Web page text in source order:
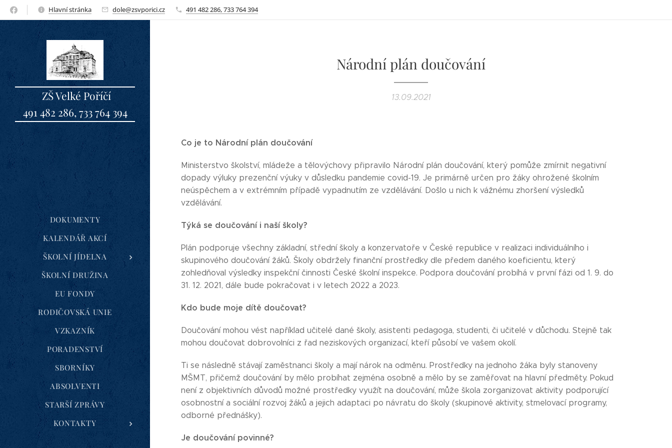
Hlavní stránka dole@zsvporici.cz 491 482 286, 733 764 394
ZŠ Velké Poříčí
491 482 286, 733 764 394
DOKUMENTY
KALENDÁŘ AKCÍ
ŠKOLNÍ JÍDELNA
ŠKOLNÍ DRUŽINA
EU FONDY
RODIČOVSKÁ UNIE
VZKAZNÍK
PORADENSTVÍ
SBORNÍKY
ABSOLVENTI
STARŠÍ ZPRÁVY
KONTAKTY
Národní plán doučování
13.09.2021
Co je to Národní plán doučování
Ministerstvo školství, mládeže a tělovýchovy připravilo Národní plán doučování, který pomůže zmírnit negativní
dopady výluky prezenční výuky v důsledku pandemie covid-19. Je primárně určen pro žáky ohrožené školním
neúspěchem a v extrémním případě vypadnutím ze vzdělávání. Došlo u nich k vážnému zhoršení výsledků
vzdělávání.
Týká se doučování i naší školy?
Plán podporuje všechny základní, střední školy a konzervatoře v České republice v realizaci individuálního i
skupinového doučování žáků. Školy obdržely finanční prostředky dle předem daného koeficientu, který
zohledňoval výsledky inspekční činnosti České školní inspekce. Podpora doučování probíhá v první fázi od 1. 9. do
31. 12. 2021, dále bude pokračovat i v letech 2022 a 2023.
Kdo bude moje dítě doučovat?
Doučování mohou vést například učitelé dané školy, asistenti pedagoga, studenti, či učitelé v důchodu. Stejně tak
mohou doučovat dobrovolníci z řad neziskových organizací, kteří působí ve vašem okolí.
Ti se následně stávají zaměstnanci školy a mají nárok na odměnu. Prostředky na jednoho žáka byly stanoveny
MŠMT, přičemž doučování by mělo probíhat zejména osobně a mělo by se zaměřovat na hlavní předměty. Pokud
není z objektivních důvodů možné prostředky využít na doučování, může škola zorganizovat aktivity podporující
osobnostní a sociální rozvoj žáků a jejich adaptaci po návratu do školy (skupinové aktivity, stmelovací programy,
odborné přednášky).
Je doučování povinné?